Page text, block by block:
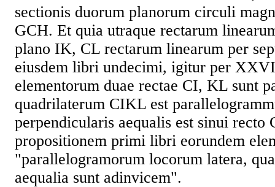
sectionis duorum planorum circuli
GCH. Et quia utraque rectarum
plano IK, CL rectarum linearum per
eiusdem libri undecimi, igitur per
elementorum duae rectae CI, KL sunt
quadrilaterum CIKL est
perpendicularis aequalis est sinui
propositionem primi libri eorundem
"parallelogramorum locorum latera,
aequalia sunt adinvicem".